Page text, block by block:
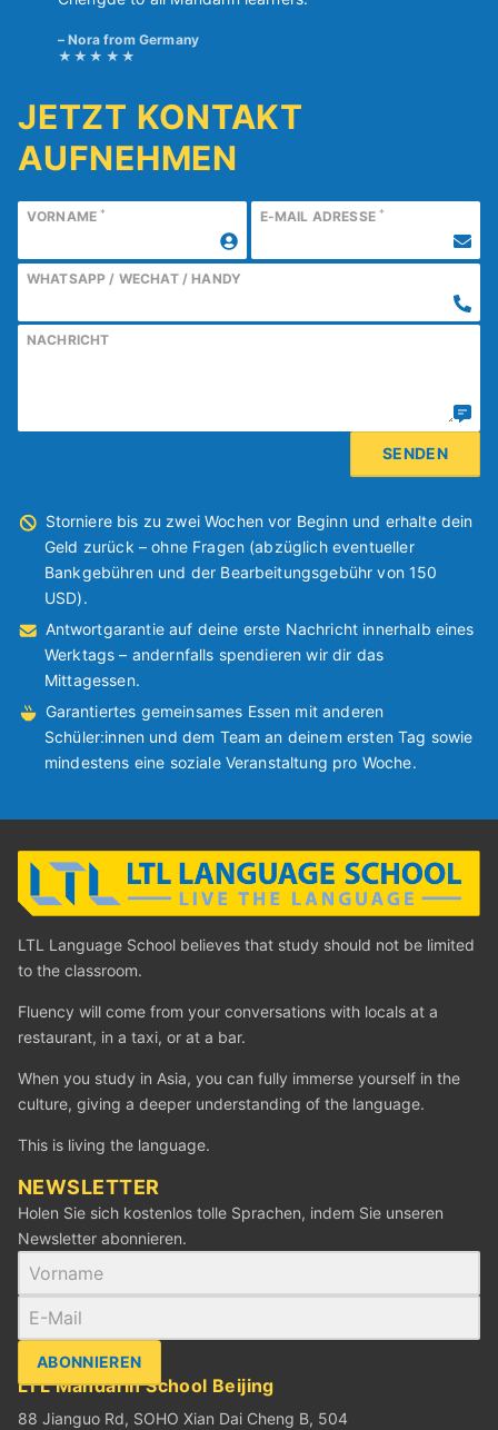
Nora from Germany
JETZT KONTAKT
AUFNEHMEN
VORNAME * E-MAIL ADRESSE *
WHATSAPP / WECHAT / HANDY
NACHRICHT
Storniere bis zu zwei Wochen vor Beginn und erhalte dein
Geld zurück – ohne Fragen (abzüglich eventueller
Bankgebühren und der Bearbeitungsgebühr von 150
USD).
Antwortgarantie auf deine erste Nachricht innerhalb eines
Werktags – andernfalls spendieren wir dir das
Mittagessen.
Garantiertes gemeinsames Essen mit anderen
Schüler:innen und dem Team an deinem ersten Tag sowie
mindestens eine soziale Veranstaltung pro Woche.
LTL Language School believes that study should not be limited
to the classroom.
Fluency will come from your conversations with locals at a
restaurant, in a taxi, or at a bar.
When you study in Asia, you can fully immerse yourself in the
culture, giving a deeper understanding of the language.
This is living the language.
NEWSLETTER
Holen Sie sich kostenlos tolle Sprachen, indem Sie unseren
Newsletter abonnieren.
ABONNIEREN
LTL Mandarin School Beijing
88 Jianguo Rd, SOHO Xian Dai Cheng B, 504